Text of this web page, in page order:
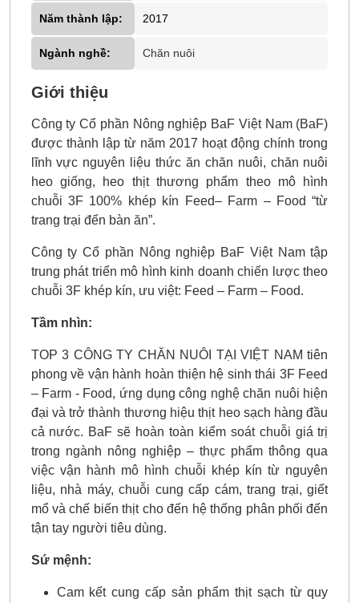
Năm thành lập: 2017
Ngành nghề: Chăn nuôi
Giới thiệu
Công ty Cổ phần Nông nghiệp BaF Việt Nam (BaF)
được thành lập từ năm 2017 hoạt động chính trong
lĩnh vực nguyên liệu thức ăn chăn nuôi, chăn nuôi
heo giống, heo thịt thương phẩm theo mô hình
chuỗi 3F 100% khép kín Feed– Farm – Food “từ
trang trại đến bàn ăn”.
Công ty Cổ phần Nông nghiệp BaF Việt Nam tập
trung phát triển mô hình kinh doanh chiến lược theo
chuỗi 3F khép kín, ưu việt: Feed – Farm – Food.
Tầm nhìn:
TOP 3 CÔNG TY CHĂN NUÔI TẠI VIỆT NAM tiên
phong về vận hành hoàn thiện hệ sinh thái 3F Feed
– Farm - Food, ứng dụng công nghệ chăn nuôi hiện
đại và trở thành thương hiệu thịt heo sạch hàng đầu
cả nước. BaF sẽ hoàn toàn kiểm soát chuỗi giá trị
trong ngành nông nghiệp – thực phẩm thông qua
việc vận hành mô hình chuỗi khép kín từ nguyên
liệu, nhà máy, chuỗi cung cấp cám, trang trại, giết
mổ và chế biến thịt cho đến hệ thống phân phối đến
tận tay người tiêu dùng.
Sứ mệnh:
Cam kết cung cấp sản phẩm thịt sạch từ quy